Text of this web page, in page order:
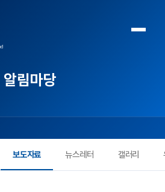
알림마당
보도자료 뉴스레터 갤러리